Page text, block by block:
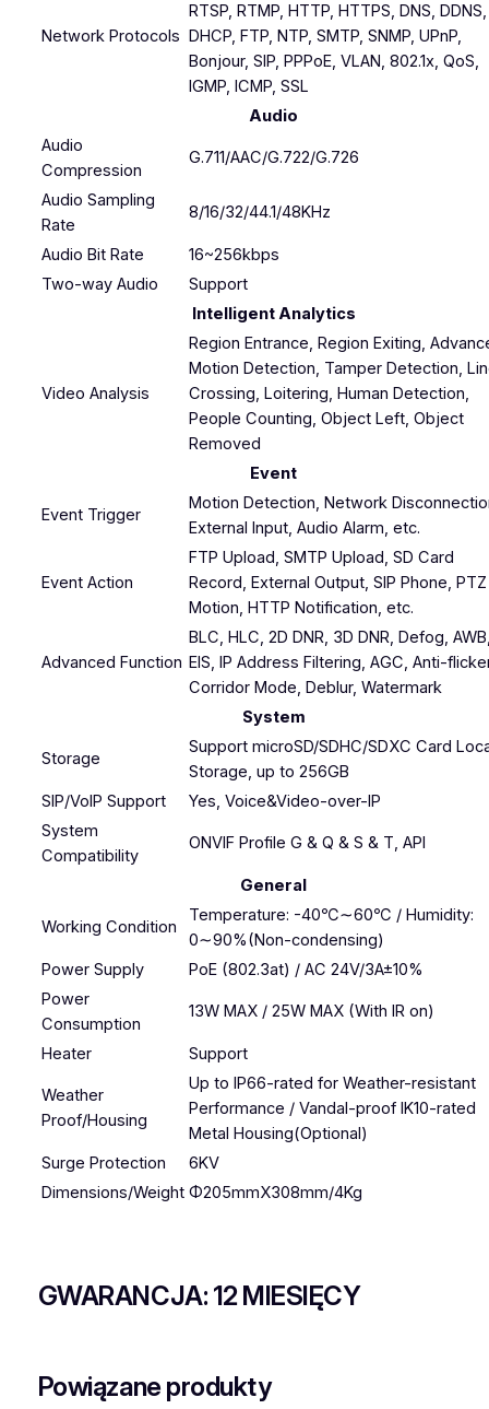
Network Protocols
RTSP, RTMP, HTTP, HTTPS, DNS, DDNS,
DHCP, FTP, NTP, SMTP, SNMP, UPnP,
Bonjour, SIP, PPPoE, VLAN, 802.1x, QoS,
IGMP, ICMP, SSL
Audio
Audio
Compression
G.711/AAC/G.722/G.726
Audio Sampling
Rate
8/16/32/44.1/48KHz
Audio Bit Rate
16~256kbps
Two-way Audio
Support
Intelligent Analytics
Video Analysis
Region Entrance, Region Exiting,
Motion Detection, Tamper Detection,
Crossing, Loitering, Human Detection,
People Counting, Object Left, Object
Removed
Event
Event Trigger
Motion Detection, Network
External Input, Audio Alarm, etc.
Event Action
FTP Upload, SMTP Upload, SD Card
Record, External Output, SIP Phone, PTZ
Motion, HTTP Notification, etc.
Advanced Function
BLC, HLC, 2D DNR, 3D DNR, Defog,
EIS, IP Address Filtering, AGC, Anti-
Corridor Mode, Deblur, Watermark
System
Storage
Support microSD/SDHC/SDXC Card
Storage, up to 256GB
SIP/VoIP Support
Yes, Voice&Video-over-IP
System
Compatibility
ONVIF Profile G & Q & S & T, API
General
Working Condition
Temperature: -40℃∼60℃ / Humidity:
0∼90%(Non-condensing)
Power Supply
PoE (802.3at) / AC 24V/3A±10%
Power
Consumption
13W MAX / 25W MAX (With IR on)
Heater Support
Weather
Proof/Housing
Up to IP66-rated for Weather-resistant
Performance / Vandal-proof IK10-rated
Metal Housing(Optional)
Surge Protection
6KV
Dimensions/Weight Φ205mmX308mm/4Kg
GWARANCJA: 12 MIESIĘCY
Powiązane produkty